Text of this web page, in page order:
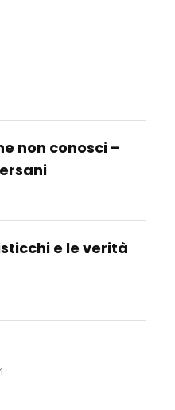
non conosci –
e le verità